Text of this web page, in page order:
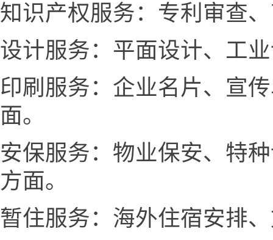
知识产权服务：专利审查
设计服务：平面设计、工
印刷服务：企业名片、宣
面。
安保服务：物业保安、特
方面。
暂住服务：海外住宿安排